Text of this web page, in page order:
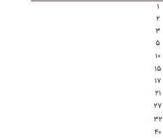
۱
۲
۳
۵
۱۰
۱۵
۱۷
۲۱
۲۷
۳۲
۴۰